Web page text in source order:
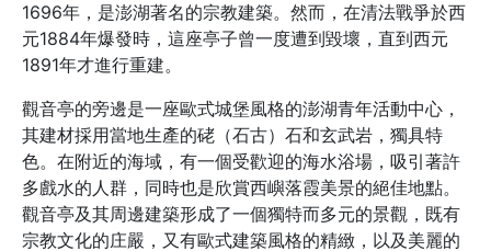
1696年，是澎湖著名的宗教建築。然而，在清法戰爭於西
元1884年爆發時，這座亭子曾一度遭到毀壞，直到西元
1891年才進行重建。
觀音亭的旁邊是一座歐式城堡風格的澎湖青年活動中心，
其建材採用當地生產的硓（石古）石和玄武岩，獨具特
色。在附近的海域，有一個受歡迎的海水浴場，吸引著許
多戲水的人群，同時也是欣賞西嶼落霞美景的絕佳地點。
觀音亭及其周邊建築形成了一個獨特而多元的景觀，既有
宗教文化的庄嚴，又有歐式建築風格的精緻，以及美麗的